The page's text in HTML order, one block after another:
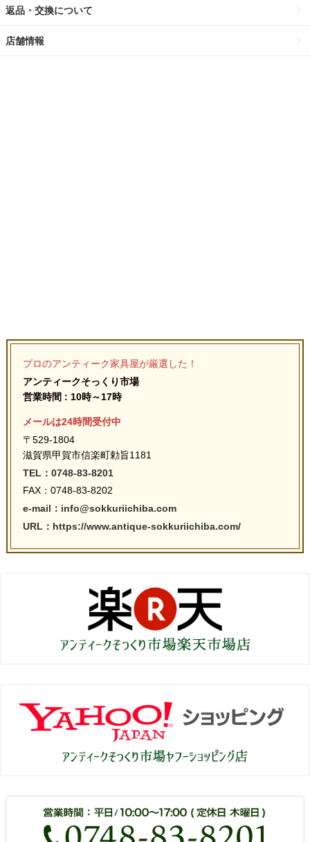
返品・交換について
店舗情報
プロのアンティーク家具屋が厳選した！
アンティークそっくり市場
営業時間 : 10時～17時
メールは24時間受付中
〒529-1804
滋賀県甲賀市信楽町勅旨1181
TEL：0748-83-8201
FAX：0748-83-8202
e-mail：info@sokkuriichiba.com
URL：https://www.antique-sokkuriichiba.com/